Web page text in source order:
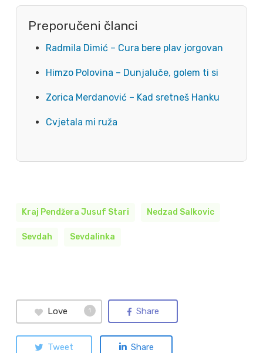
Preporučeni članci
Radmila Dimić – Cura bere plav jorgovan
Himzo Polovina – Dunjaluče, golem ti si
Zorica Merdanović – Kad sretneš Hanku
Cvjetala mi ruža
Kraj Pendžera Jusuf Stari Nedzad Salkovic
Sevdah Sevdalinka
Love 1 Share
Tweet Share